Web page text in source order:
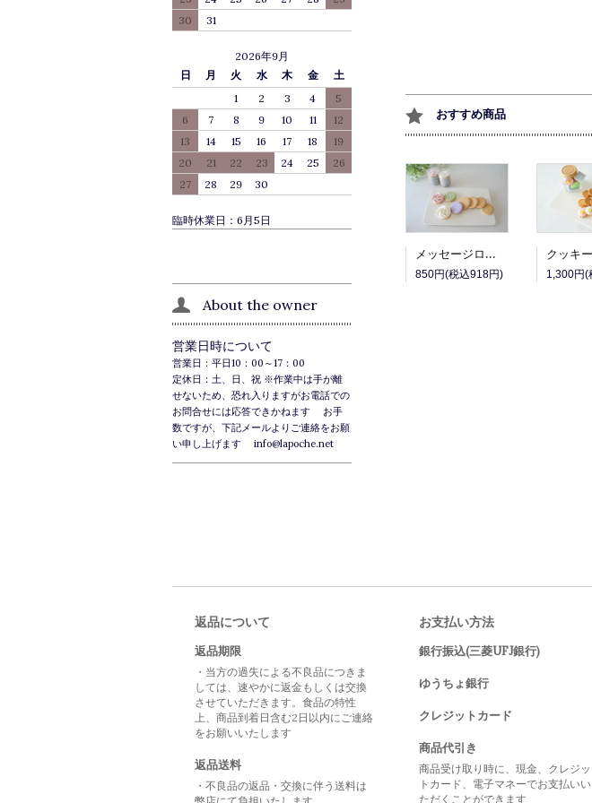
おすすめ商品
メッセージローズ
850円(税込918円)
30
31
2026年9月
日
月 火 水 木 金
土
1
2 3 4
5
6
7 8 9 10 11
12
13
14 15 16 17 18
19
20
21 22 23 24 25
26
27
28 29 30
臨時休業日：6月5日
About the owner
営業日時について
営業日：平日10：00～17：00
定休日：土、日、祝 ※作業中は手が離
せないため、恐れ入りますがお電話での
お問合せには応答できかねます お手
数ですが、下記メールよりご連絡をお願
い申し上げます info@lapoche.net
返品について
返品期限
・当方の過失による不良品につきま
しては、速やかに返金もしくは交換
させていただきます。食品の特性
上、商品到着日含む2日以内にご連絡
をお願いいたします
返品送料
・不良品の返品・交換に伴う送料は
お支払い方法
銀行振込(三菱UFJ銀行)
ゆうちょ銀行
クレジットカード
商品代引き
商品受け取り時に、現金、クレジッ
トカード、電子マネーでお支払いい
ただくことができます